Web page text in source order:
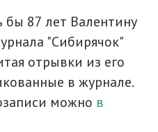
бы 87 лет Валентину
"Сибирячок"
отрывки из его
в журнале.
можно в